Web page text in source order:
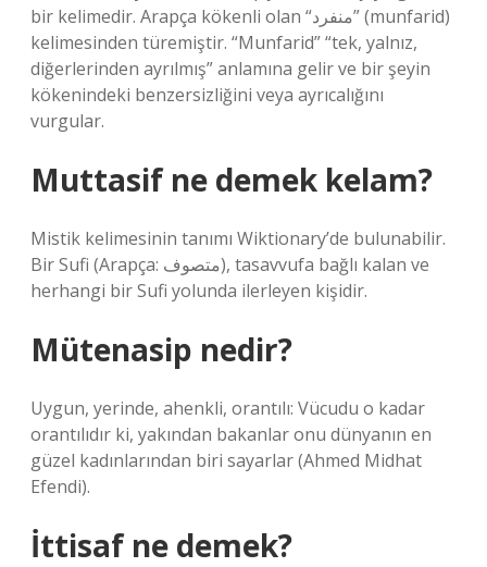
bir kelimedir. Arapça kökenli olan “منفرد” (munfarid)
kelimesinden türemiştir. “Munfarid” “tek, yalnız,
diğerlerinden ayrılmış” anlamına gelir ve bir şeyin
kökenindeki benzersizliğini veya ayrıcalığını
vurgular.
Muttasif ne demek kelam?
Mistik kelimesinin tanımı Wiktionary’de bulunabilir.
Bir Sufi (Arapça: متصوف), tasavvufa bağlı kalan ve
herhangi bir Sufi yolunda ilerleyen kişidir.
Mütenasip nedir?
Uygun, yerinde, ahenkli, orantılı: Vücudu o kadar
orantılıdır ki, yakından bakanlar onu dünyanın en
güzel kadınlarından biri sayarlar (Ahmed Midhat
Efendi).
İttisaf ne demek?